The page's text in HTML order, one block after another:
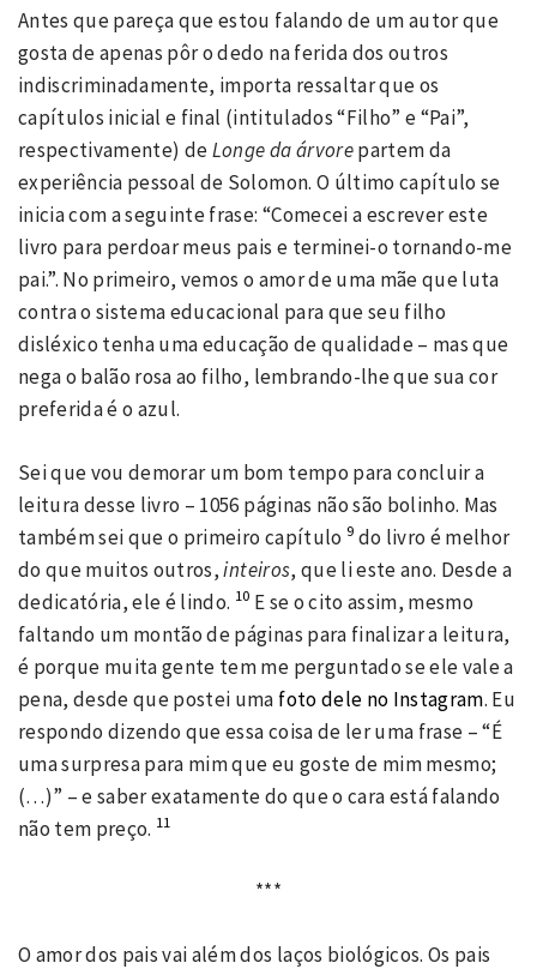
Antes que pareça que estou falando de um autor que
gosta de apenas pôr o dedo na ferida dos outros
indiscriminadamente, importa ressaltar que os
capítulos inicial e final (intitulados “Filho” e “Pai”,
respectivamente) deLonge da árvorepartem da
experiência pessoal de Solomon. O último capítulo se
inicia com a seguinte frase: “Comecei a escrever este
livro para perdoar meus pais e terminei-o tornando-me
pai.”. No primeiro, vemos o amor de uma mãe que luta
contra o sistema educacional para que seu filho
disléxico tenha uma educação de qualidade – mas que
nega o balão rosa ao filho, lembrando-lhe que sua cor
preferida é o azul.
Sei que vou demorar um bom tempo para concluir a
leitura desse livro – 1056 páginas não são bolinho. Mas
também sei que o primeiro capítulo 9 do livro é melhor
do que muitos outros,inteiros, que li este ano. Desde a
dedicatória, ele é lindo. 10 E se o cito assim, mesmo
faltando um montão de páginas para finalizar a leitura,
é porque muita gente tem me perguntado se ele vale a
pena, desde que postei uma foto dele no Instagram. Eu
respondo dizendo que essa coisa de ler uma frase – “É
uma surpresa para mim que eu goste de mim mesmo;
(…)” – e saber exatamente do que o cara está falando
não tem preço. 11
***
O amor dos pais vai além dos laços biológicos. Os pais